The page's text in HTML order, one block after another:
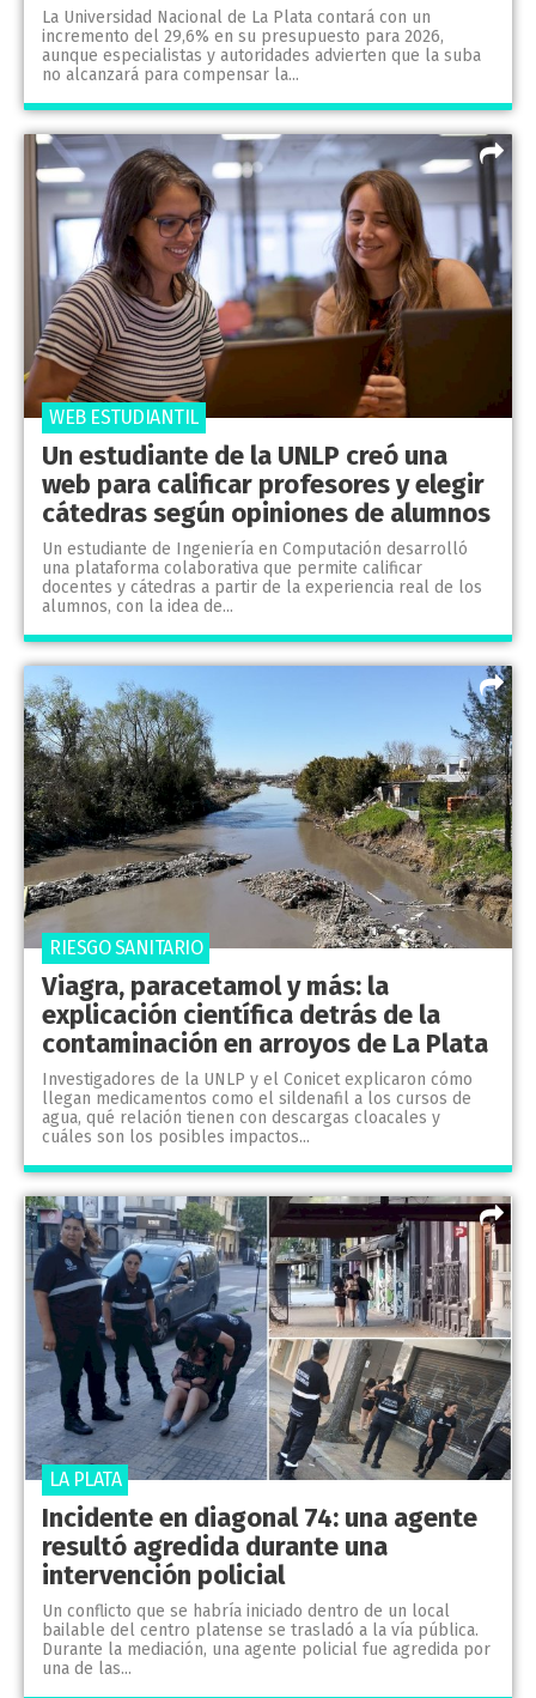
La Universidad Nacional de La Plata contará con un
incremento del 29,6% en su presupuesto para 2026,
aunque especialistas y autoridades advierten que la suba
no alcanzará para compensar la...
Un estudiante de la UNLP creó una
web para calificar profesores y elegir
cátedras según opiniones de alumnos
Un estudiante de Ingeniería en Computación desarrolló
una plataforma colaborativa que permite calificar
docentes y cátedras a partir de la experiencia real de los
alumnos, con la idea de...
WEB ESTUDIANTIL
Viagra, paracetamol y más: la
explicación científica detrás de la
contaminación en arroyos de La Plata
Investigadores de la UNLP y el Conicet explicaron cómo
llegan medicamentos como el sildenafil a los cursos de
agua, qué relación tienen con descargas cloacales y
cuáles son los posibles impactos...
RIESGO SANITARIO
Incidente en diagonal 74: una agente
resultó agredida durante una
intervención policial
Un conflicto que se habría iniciado dentro de un local
bailable del centro platense se trasladó a la vía pública.
Durante la mediación, una agente policial fue agredida por
una de las...
LA PLATA